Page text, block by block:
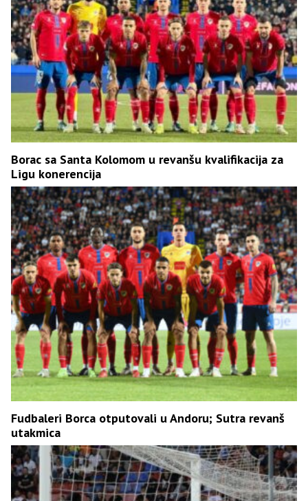
Borac sa Santa Kolomom u revanšu kvalifikacija za
Ligu konerencija
Fudbaleri Borca otputovali u Andoru; Sutra revanš
utakmica